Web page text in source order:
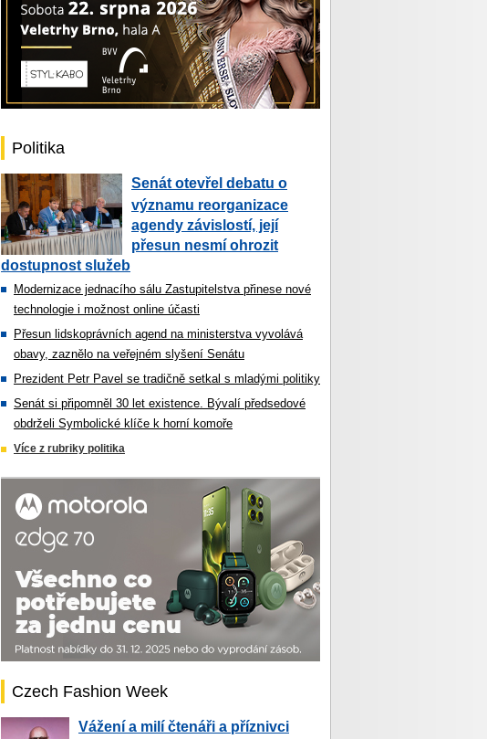
Politika
Senát otevřel debatu o
významu reorganizace
agendy závislostí, její
přesun nesmí ohrozit
dostupnost služeb
Modernizace jednacího sálu Zastupitelstva přinese nové
technologie i možnost online účasti
Přesun lidskoprávních agend na ministerstva vyvolává
obavy, zaznělo na veřejném slyšení Senátu
Prezident Petr Pavel se tradičně setkal s mladými politiky
Senát si připomněl 30 let existence. Bývalí předsedové
obdrželi Symbolické klíče k horní komoře
Více z rubriky politika
Czech Fashion Week
Vážení a milí čtenáři a příznivci